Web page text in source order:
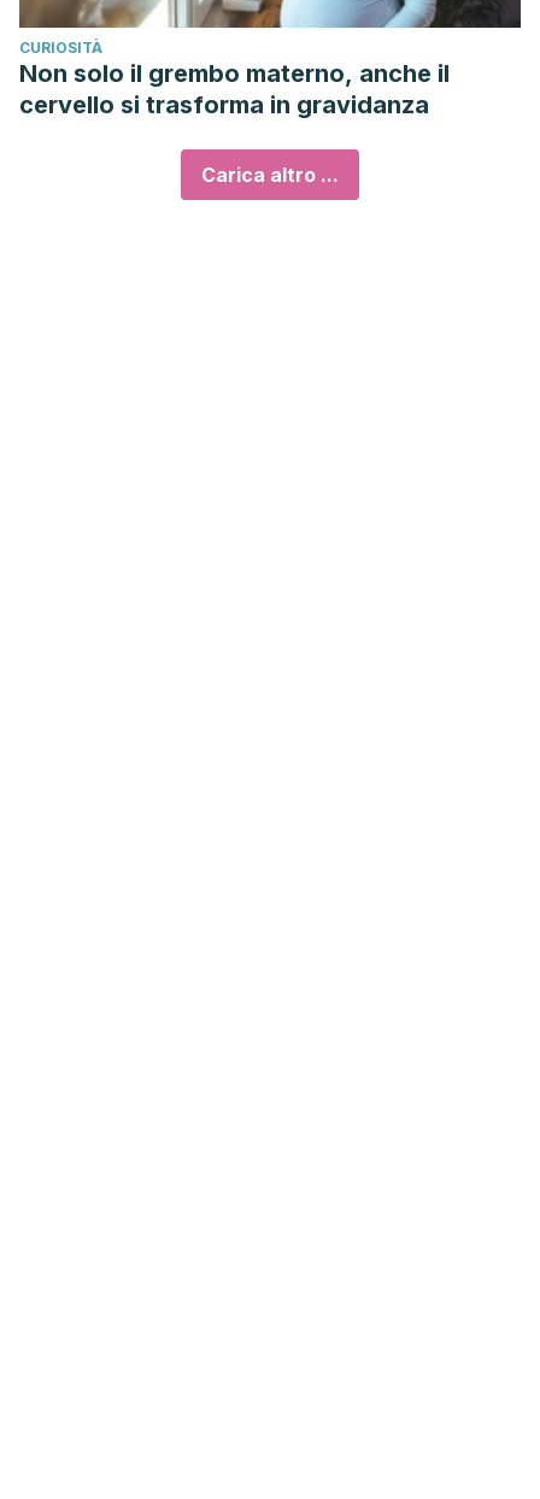
CURIOSITÀ
Non solo il grembo materno, anche il
cervello si trasforma in gravidanza
Carica altro ...